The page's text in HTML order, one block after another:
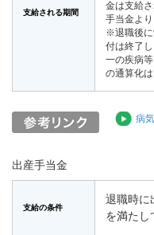
支給される期間
金は支給
手当金よ
※退職後に
付は終了
一の疾病
の通算化は
病
出産手当金
支給の条件
退職時に
を満たし